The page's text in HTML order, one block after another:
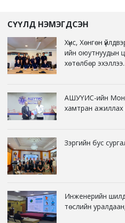
СҮҮЛД НЭМЭГДСЭН
Хүнс, Хөнгөн
ийн оюутнуудын
хөтөлбөр эхэллээ.
АШУҮИС-ийн
хамтран ажиллах
Зэргийн бус
Инженерийн
төслийн